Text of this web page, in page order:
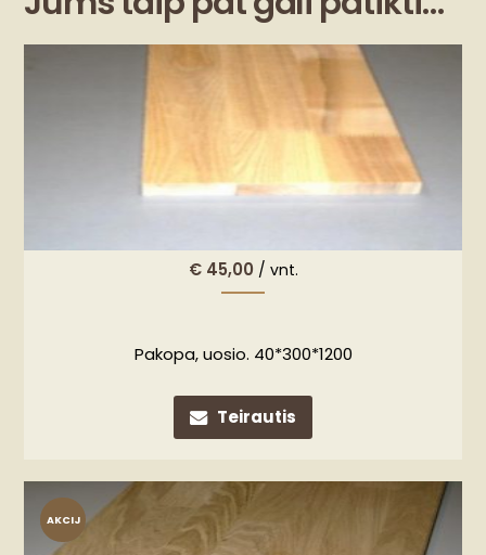
€45,00 / vnt.
Pakopa, uosio. 40*300*1200
Teirautis
AKCIJ